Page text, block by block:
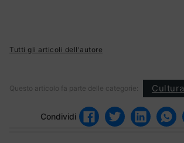
Tutti gli articoli dell'autore
Questo articolo fa parte delle categorie: Cultura
Condividi